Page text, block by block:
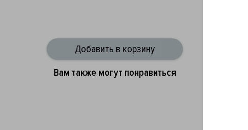
Добавить в корзину
Вам также могут понравиться